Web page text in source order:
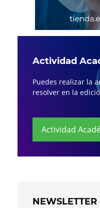
Actividad
Puedes realizar la
resolver en la
Actividad
NEWSLETTER